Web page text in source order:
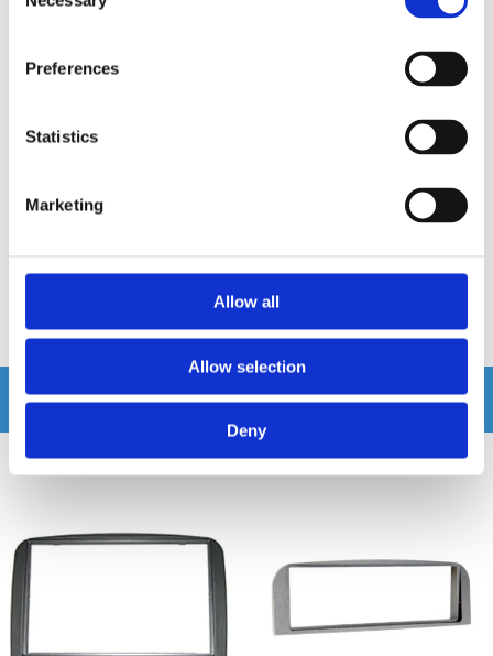
Selection
Preferences
Statistics
Marketing
Allow all
Allow selection
Deny
4295 kr 2495 kr/st
Rebec D800 Slutsteg
4095 kr 2795 kr
Andra köpte även